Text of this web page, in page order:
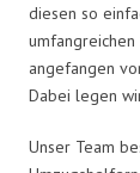
diesen so
angefangen
Dabei legen
Unser Team